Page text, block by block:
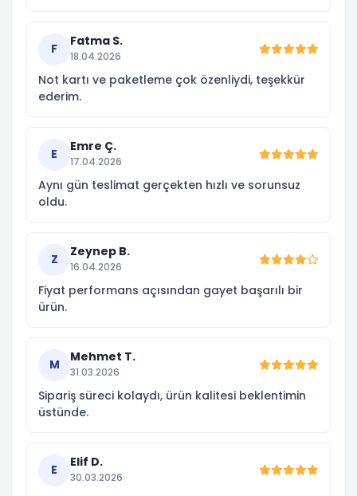
F
Fatma S.
18.04.2026
Not kartı ve paketleme çok özenliydi, teşekkür
ederim.
E
Emre Ç.
17.04.2026
Aynı gün teslimat gerçekten hızlı ve sorunsuz
oldu.
Z
Zeynep B.
16.04.2026
Fiyat performans açısından gayet başarılı bir
ürün.
M
Mehmet T.
31.03.2026
Sipariş süreci kolaydı, ürün kalitesi beklentimin
üstünde.
E
Elif D.
30.03.2026